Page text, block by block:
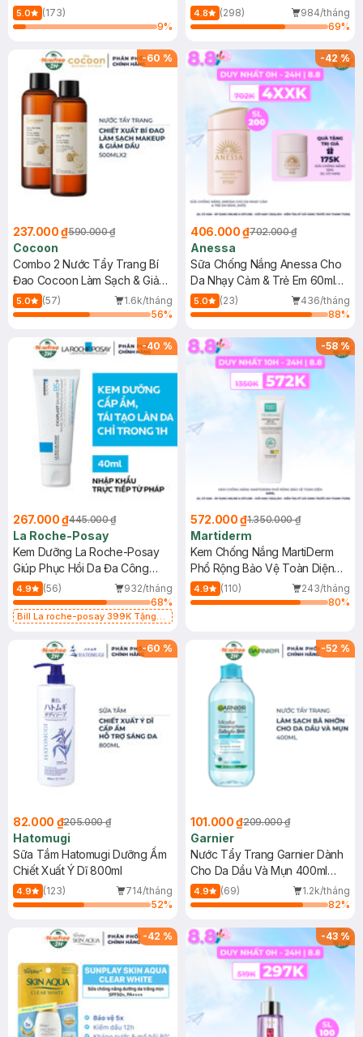
150ml
5.0
(173)
9%
4.8 (298)
984/tháng
69%
-60 %
237.000 ₫590.000 ₫
Cocoon
Combo 2 Nước Tẩy Trang Bí
Đao Cocoon Làm Sạch & Giảm
Dầu 500ml
5.0 (57)
1.6k/tháng
56%
-42%
406.000 ₫702.000 ₫
Anessa
Sữa Chống Nắng Anessa Cho
Da Nhạy Cảm & Trẻ Em 60ml
(Mới)
5.0 (23)
436/tháng
88%
-40 %
267.000 ₫445.000 ₫
La Roche-Posay
Kem Dưỡng La Roche-Posay
Giúp Phục Hồi Da Đa Công
Dụng 40ml
4.9 (56)
932/tháng
68%
Bill La roche-posay 399K Tặng
(SL có hạn)
-58%
572.000 ₫1.350.000 ₫
Martiderm
Kem Chống Nắng MartiDerm
Phổ Rộng Bảo Vệ Toàn Diện
40ml
4.9 (110)
243/tháng
80%
-60 %
82.000 ₫205.000 ₫
Hatomugi
Sữa Tắm Hatomugi Dưỡng Ẩm
Chiết Xuất Ý Dĩ 800ml
4.9 (123)
714/tháng
52%
-52 %
101.000 ₫209.000 ₫
Garnier
Nước Tẩy Trang Garnier Dành
Cho Da Dầu Và Mụn 400ml
(Mới)
4.9 (69)
1.2k/tháng
82%
-42 % -43%